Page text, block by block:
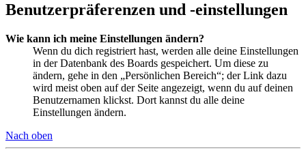
Benutzerpräferenzen und -einstellungen
Wie kann ich meine Einstellungen ändern?
Wenn du dich registriert hast, werden alle deine Einstellungen
in der Datenbank des Boards gespeichert. Um diese zu
ändern, gehe in den „Persönlichen Bereich“; der Link dazu
wird meist oben auf der Seite angezeigt, wenn du auf deinen
Benutzernamen klickst. Dort kannst du alle deine
Einstellungen ändern.
Nach oben